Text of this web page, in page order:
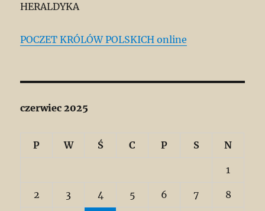
HERALDYKA
POCZET KRÓLÓW POLSKICH online
czerwiec 2025
P W Ś C P S N
1
2 3 4 5 6 7 8